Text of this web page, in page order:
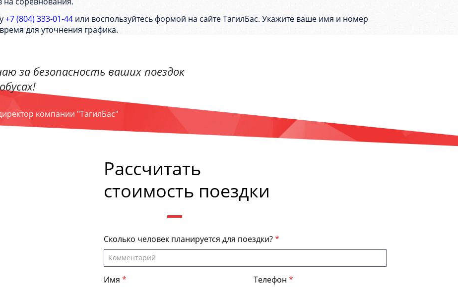
+7 (804) 333-01-44 или воспользуйтесь формой на сайте ТагилБас. Укажите ваше имя и номер
для уточнения графика.
за безопасность ваших поездок
компании "ТагилБас"
Рассчитать
стоимость поездки
Сколько человек планируется для поездки?
Имя Телефон